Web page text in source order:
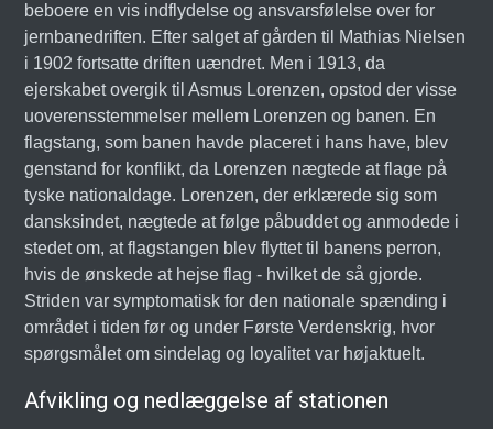
beboere en vis indflydelse og ansvarsfølelse over for
jernbanedriften. Efter salget af gården til Mathias Nielsen
i 1902 fortsatte driften uændret. Men i 1913, da
ejerskabet overgik til Asmus Lorenzen, opstod der visse
uoverensstemmelser mellem Lorenzen og banen. En
flagstang, som banen havde placeret i hans have, blev
genstand for konflikt, da Lorenzen nægtede at flage på
tyske nationaldage. Lorenzen, der erklærede sig som
dansksindet, nægtede at følge påbuddet og anmodede i
stedet om, at flagstangen blev flyttet til banens perron,
hvis de ønskede at hejse flag - hvilket de så gjorde.
Striden var symptomatisk for den nationale spænding i
området i tiden før og under Første Verdenskrig, hvor
spørgsmålet om sindelag og loyalitet var højaktuelt.
Afvikling og nedlæggelse af stationen